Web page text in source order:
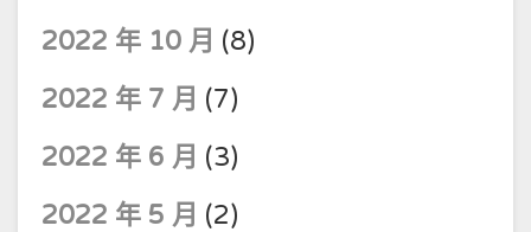
2022 年 10 月 (8)
2022 年 7 月 (7)
2022 年 6 月 (3)
2022 年 5 月 (2)